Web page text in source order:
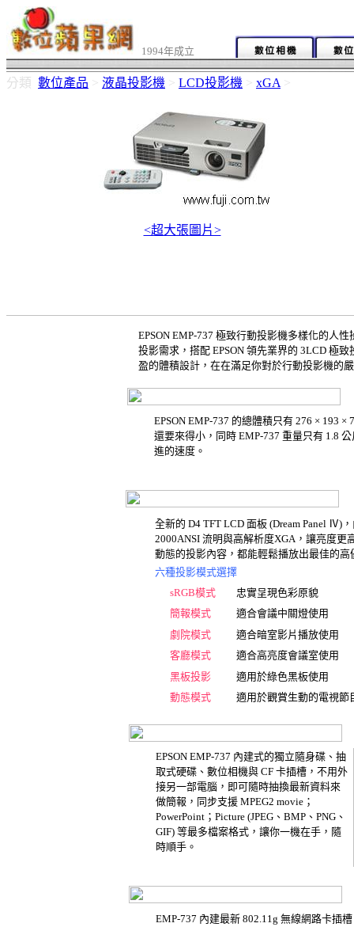
1994年成立
分類 數位產品 > 液晶投影機 > LCD投影機 > xGA >
<超大張圖片>
EPSON EMP-737 極致行動投影機多樣化的人
投影需求，搭配 EPSON 領先業界的 3LCD 極
盈的體積設計，在在滿足你對於行動投影機的
EPSON EMP-737 的總體積只有 276 × 193
還要來得小，同時 EMP-737 重量只有 1.8
進的速度。
全新的 D4 TFT LCD 面板 (Dream Panel Ⅳ)
2000ANSI 流明與高解析度XGA，讓亮度
動態的投影內容，都能輕鬆播放出最佳的高
六種投影模式選擇
sRGB模式
忠實呈現色彩原貌
簡報模式
適合會議中關燈使用
劇院模式
適合暗室影片播放使用
客廳模式
適合高亮度會議室使用
黑板投影
適用於綠色黑板使用
動態模式
適用於觀賞生動的電視節
EPSON EMP-737 內建式的獨立隨身碟、抽
取式硬碟、數位相機與 CF 卡插槽，不用外
接另一部電腦，即可隨時抽換最新資料來
做簡報，同步支援 MPEG2 movie；
PowerPoint；Picture (JPEG、BMP、PNG、
GIF) 等最多檔案格式，讓你一機在手，隨
時順手。
EMP-737 內建最新 802.11g 無線網路卡插